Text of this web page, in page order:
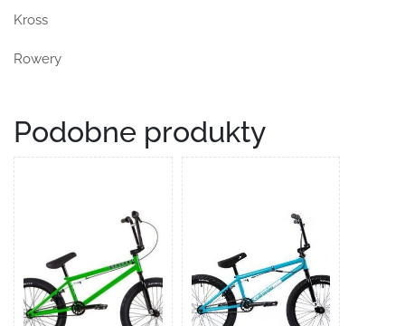
Kross
Rowery
Podobne produkty